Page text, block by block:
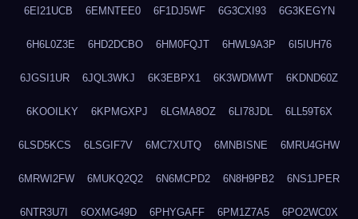
6EI21UCB 6EMNTEE0 6F1DJ5WF 6G3CXI93 6G3KEGYN
6H6L0Z3E 6HD2DCBO 6HM0FQJT 6HWL9A3P 6I5IUH76
6JGSI1UR 6JQL3WKJ 6K3EBPX1 6K3WDMWT 6KDND60Z
6KOOILKY 6KPMGXPJ 6LGMA8OZ 6LI78JDL 6LL59T6X
6LSD5KCS 6LSGIF7V 6MC7XUTQ 6MNBISNE 6MRU4GHW
6MRWI2FW 6MUKQ2Q2 6N6MCPD2 6N8H9PB2 6NS1JPER
6NTR3U7I 6OXMG49D 6PHYGAFF 6PM1Z7A5 6PO2WC0X